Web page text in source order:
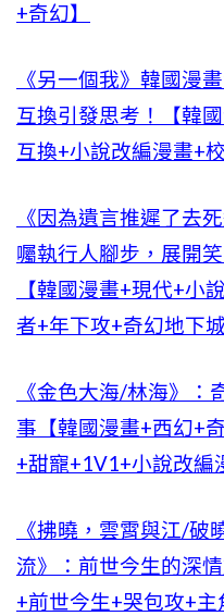
+奇幻】
《另一個我》韓國漫
互換引發思考！【韓
互換+小說改編漫畫+校
《因為遺言推遲了去
囑執行人腳步，展開
【韓國漫畫+現代+小
者+年下攻+奇幻地下
《金色大海/林海》：
事【韓國漫畫+西幻+
+甜寵+1V1+小說改編
《拂曉，雲霄與江/破
流》：前世今生的深
+前世今生+哭包攻+